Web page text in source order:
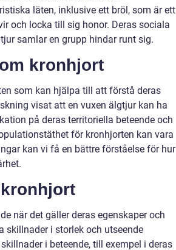
läten, inklusive ett bröl, som är ett
och locka till sig honor. Deras sociala
samlar en grupp hindar runt sig.
kronhjort
som kan hjälpa till att förstå deras
visat att en vuxen älgtjur kan ha
på deras territoriella beteende och
för kronhjorten kan vara
kan vi få en bättre förståelse för hur
när det gäller deras egenskaper och
skillnader i storlek och utseende
i beteende, till exempel i deras